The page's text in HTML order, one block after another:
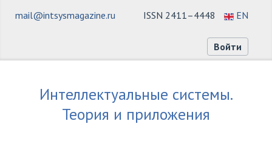
ISSN 2411–4448 EN
mail@intsysmagazine.ru
Войти
Интеллектуальные системы.
Теория и приложения